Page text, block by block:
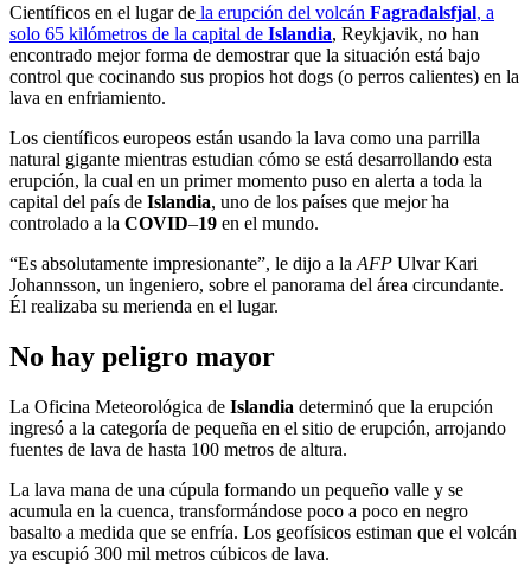
Científicos en el lugar de la erupción del volcán Fagradalsfjal, a
solo 65 kilómetros de la capital de Islandia, Reykjavik, no han
encontrado mejor forma de demostrar que la situación está bajo
control que cocinando sus propios hot dogs (o perros calientes) en la
lava en enfriamiento.
Los científicos europeos están usando la lava como una parrilla
natural gigante mientras estudian cómo se está desarrollando esta
erupción, la cual en un primer momento puso en alerta a toda la
capital del país de Islandia, uno de los países que mejor ha
controlado a la COVID–19 en el mundo.
“Es absolutamente impresionante”, le dijo a la AFP Ulvar Kari
Johannsson, un ingeniero, sobre el panorama del área circundante.
Él realizaba su merienda en el lugar.
No hay peligro mayor
La Oficina Meteorológica de Islandia determinó que la erupción
ingresó a la categoría de pequeña en el sitio de erupción, arrojando
fuentes de lava de hasta 100 metros de altura.
La lava mana de una cúpula formando un pequeño valle y se
acumula en la cuenca, transformándose poco a poco en negro
basalto a medida que se enfría. Los geofísicos estiman que el volcán
ya escupió 300 mil metros cúbicos de lava.